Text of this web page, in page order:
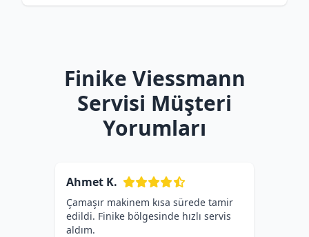
Finike Viessmann
Servisi Müşteri
Yorumları
Ahmet K.
Çamaşır makinem kısa sürede tamir
edildi. Finike bölgesinde hızlı servis
aldım.